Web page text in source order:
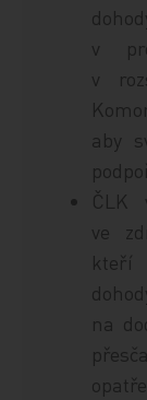
v
v
aby
ČLK
ve
kteří
na